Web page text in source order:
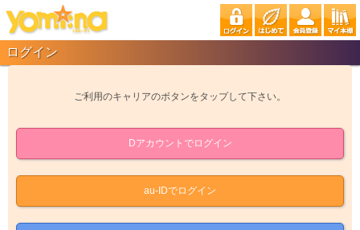
ログイン
ご利用のキャリアのボタンをタップして下さい。
Dアカウントでログイン
au-IDでログイン